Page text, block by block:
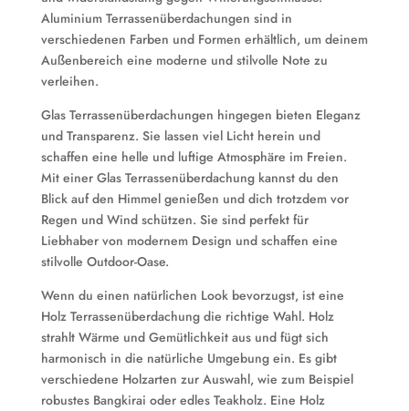
Aluminium Terrassenüberdachungen sind in
verschiedenen Farben und Formen erhältlich, um deinem
Außenbereich eine moderne und stilvolle Note zu
verleihen.
Glas Terrassenüberdachungen hingegen bieten Eleganz
und Transparenz. Sie lassen viel Licht herein und
schaffen eine helle und luftige Atmosphäre im Freien.
Mit einer Glas Terrassenüberdachung kannst du den
Blick auf den Himmel genießen und dich trotzdem vor
Regen und Wind schützen. Sie sind perfekt für
Liebhaber von modernem Design und schaffen eine
stilvolle Outdoor-Oase.
Wenn du einen natürlichen Look bevorzugst, ist eine
Holz Terrassenüberdachung die richtige Wahl. Holz
strahlt Wärme und Gemütlichkeit aus und fügt sich
harmonisch in die natürliche Umgebung ein. Es gibt
verschiedene Holzarten zur Auswahl, wie zum Beispiel
robustes Bangkirai oder edles Teakholz. Eine Holz